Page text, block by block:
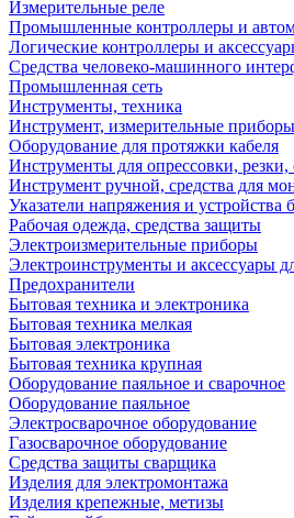
Измерительные реле
Промышленные контроллеры и
Логические контроллеры и
Средства человеко-машинного
Промышленная сеть
Инструменты, техника
Инструмент, измерительные
Оборудование для протяжки кабеля
Инструменты для опрессовки, резки,
Инструмент ручной, средства для
Указатели напряжения и устройства
Рабочая одежда, средства защиты
Электроизмерительные приборы
Электроинструменты и аксессуары
Предохранители
Бытовая техника и электроника
Бытовая техника мелкая
Бытовая электроника
Бытовая техника крупная
Оборудование паяльное и сварочное
Оборудование паяльное
Электросварочное оборудование
Газосварочное оборудование
Средства защиты сварщика
Изделия для электромонтажа
Изделия крепежные, метизы